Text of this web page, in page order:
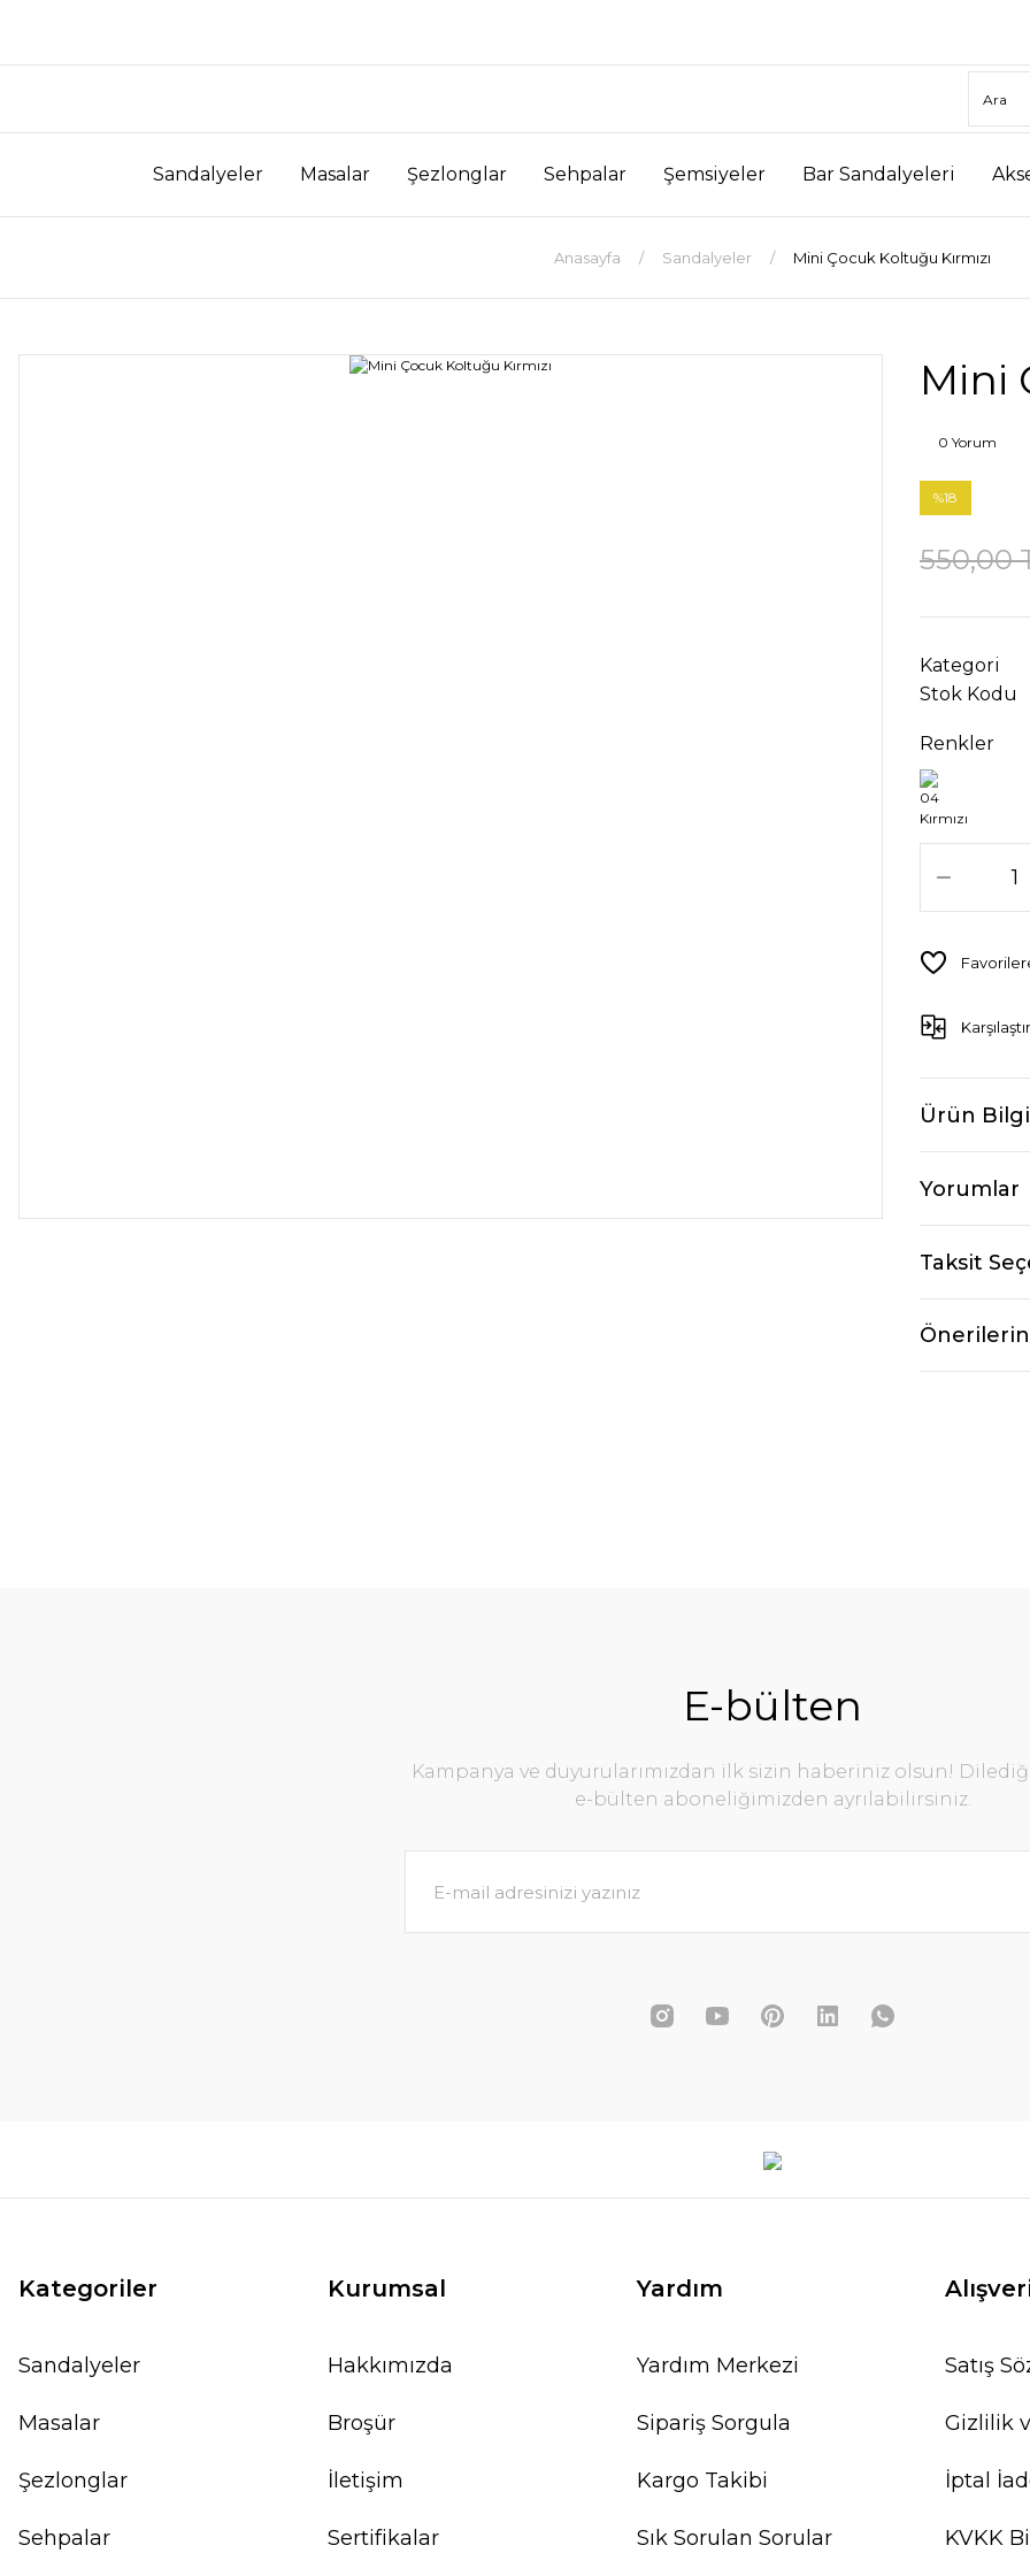
Sandalyeler Masalar Şezlonglar Sehpalar Şemsiyeler Bar Sandalyeleri
Anasayfa Sandalyeler Mini Çocuk Koltuğu Kırmızı
Mini
0 Yorum
%18
550,00
Kategori
Stok Kodu
Renkler
Karşılaştır
Ürün
Yorumlar
Taksit
E-bülten
Kampanya ve duyurularımızdan ilk sizin haberiniz olsun!
e-bülten aboneliğimizden ayrılabilirsiniz.
Kategoriler
Sandalyeler
Masalar
Şezlonglar
Sehpalar
Kurumsal
Hakkımızda
Broşür
İletişim
Sertifikalar
Yardım
Yardım Merkezi
Sipariş Sorgula
Kargo Takibi
Sık Sorulan Sorular
Satış
Gizlilik
İptal
KVKK